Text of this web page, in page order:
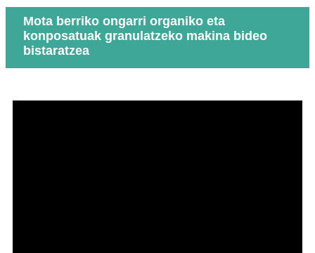
Mota berriko ongarri organiko eta
konposatuak granulatzeko makina bideo
bistaratzea